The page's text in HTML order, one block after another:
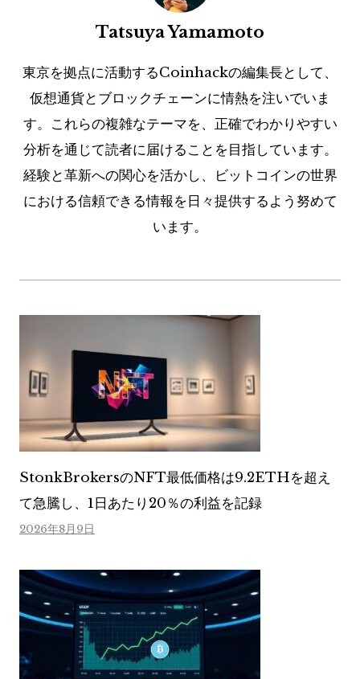
Tatsuya Yamamoto
東京を拠点に活動するCoinhackの編集長として、
仮想通貨とブロックチェーンに情熱を注いでいま
す。これらの複雑なテーマを、正確でわかりやすい
分析を通じて読者に届けることを目指しています。
経験と革新への関心を活かし、ビットコインの世界
における信頼できる情報を日々提供するよう努めて
います。
StonkBrokersのNFT最低価格は9.2ETHを超え
て急騰し、1日あたり20％の利益を記録
2026年8月9日